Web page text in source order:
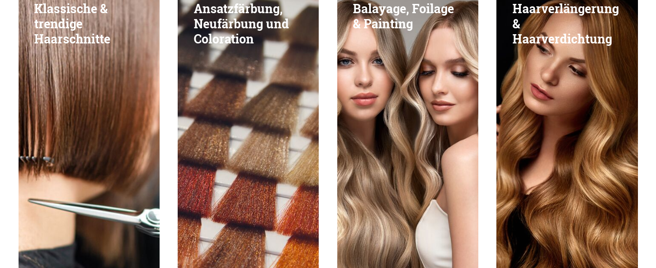
Klassische &
trendige
Haarschnitte
Ansatzfärbung,
Neufärbung und
Coloration
Balayage, Foilage
& Painting
Haarverlängerung
&
Haarverdichtung